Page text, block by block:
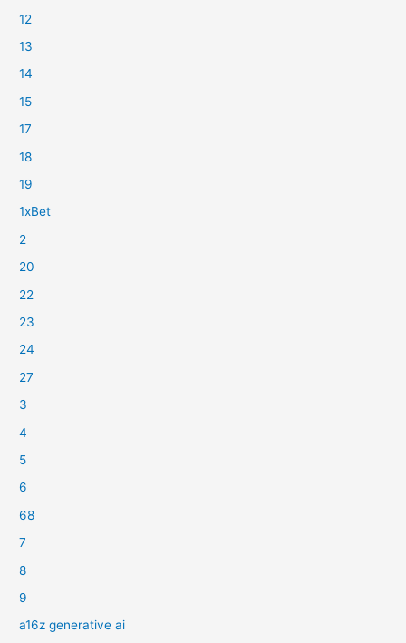
12
13
14
15
17
18
19
1xBet
2
20
22
23
24
27
3
4
5
6
68
7
8
9
a16z generative ai